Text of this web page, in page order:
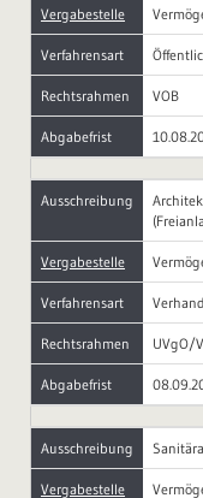
Vergabestelle
Verfahrensart
Rechtsrahmen VOB
Abgabefrist
Ausschreibung
Vergabestelle
Verfahrensart
Rechtsrahmen UVgO/
Abgabefrist
Ausschreibung
Vergabestelle